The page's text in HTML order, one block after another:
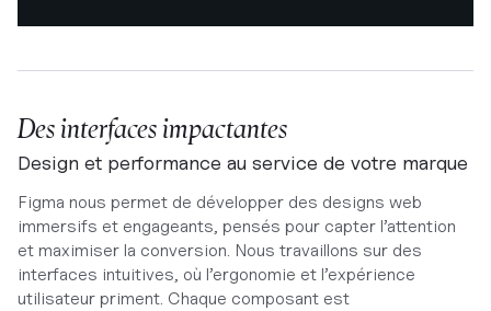
Des interfaces impactantes
Design et performance au service de votre marque
Figma nous permet de développer des designs web
immersifs et engageants, pensés pour capter l’attention
et maximiser la conversion. Nous travaillons sur des
interfaces intuitives, où l’ergonomie et l’expérience
utilisateur priment. Chaque composant est